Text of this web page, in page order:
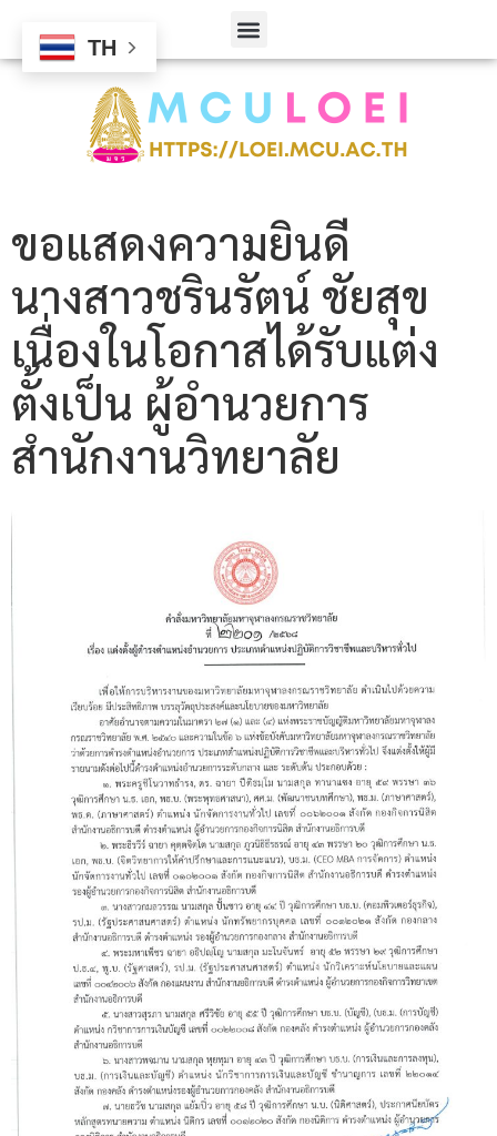
ขอแสดงความยินดี
นางสาวชรินรัตน์ ชัยสุข
เนื่องในโอกาสได้รับแต่ง
ตั้งเป็น ผู้อำนวยการ
สำนักงานวิทยาลัย
TH